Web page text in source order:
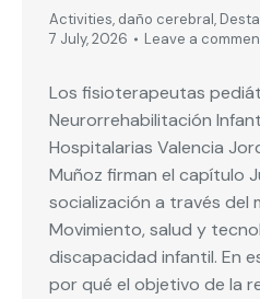
Activities, daño cerebral,
7 July, 2026
Leave a
Los fisioterapeutas
Neurorrehabilitación
Hospitalarias Valencia
Muñoz firman el capítulo
socialización a través del
Movimiento, salud y
discapacidad infantil. En
por qué el objetivo de la